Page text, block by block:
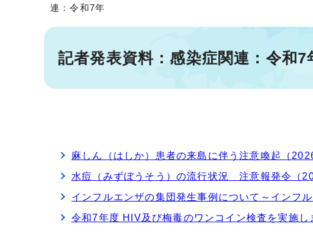
連：令和7年
記者発表資料：感染症関連：令和7
麻しん（はしか）患者の来島に伴う注意喚起（
水痘（みずぼうそう）の流行状況 注意報発令（
インフルエンザの集団発生事例について～インフ
令和7年度 HIV及び梅毒のワンコイン検査を実施し